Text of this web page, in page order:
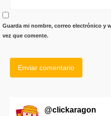
Guarda mi nombre, correo electrónico y
vez que comente.
@clickaragon